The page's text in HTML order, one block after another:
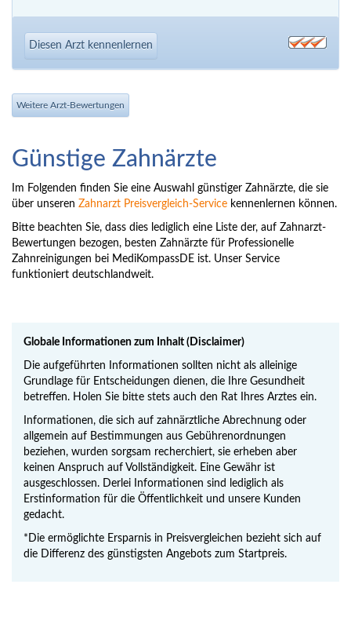
Diesen Arzt kennenlernen
Weitere Arzt-Bewertungen
Günstige Zahnärzte
Im Folgenden finden Sie eine Auswahl günstiger Zahnärzte, die sie
über unseren Zahnarzt Preisvergleich-Service kennenlernen können.
Bitte beachten Sie, dass dies lediglich eine Liste der, auf Zahnarzt-
Bewertungen bezogen, besten Zahnärzte für Professionelle
Zahnreinigungen bei MediKompassDE ist. Unser Service
funktioniert deutschlandweit.
Globale Informationen zum Inhalt (Disclaimer)
Die aufgeführten Informationen sollten nicht als alleinige
Grundlage für Entscheidungen dienen, die Ihre Gesundheit
betreffen. Holen Sie bitte stets auch den Rat Ihres Arztes ein.
Informationen, die sich auf zahnärztliche Abrechnung oder
allgemein auf Bestimmungen aus Gebührenordnungen
beziehen, wurden sorgsam recherchiert, sie erheben aber
keinen Anspruch auf Vollständigkeit. Eine Gewähr ist
ausgeschlossen. Derlei Informationen sind lediglich als
Erstinformation für die Öffentlichkeit und unsere Kunden
gedacht.
*Die ermöglichte Ersparnis in Preisvergleichen bezieht sich auf
die Differenz des günstigsten Angebots zum Startpreis.